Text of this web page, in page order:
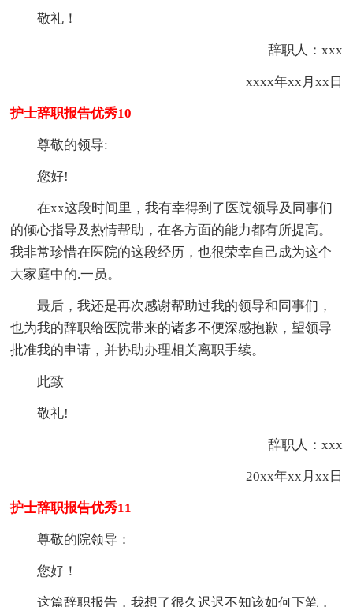
敬礼！
辞职人：xxx
xxxx年xx月xx日
护士辞职报告优秀10
尊敬的领导:
您好!
在xx这段时间里，我有幸得到了医院领导及同事们
的倾心指导及热情帮助，在各方面的能力都有所提高。
我非常珍惜在医院的这段经历，也很荣幸自己成为这个
大家庭中的.一员。
最后，我还是再次感谢帮助过我的领导和同事们，
也为我的辞职给医院带来的诸多不便深感抱歉，望领导
批准我的申请，并协助办理相关离职手续。
此致
敬礼!
辞职人：xxx
20xx年xx月xx日
护士辞职报告优秀11
尊敬的院领导：
您好！
这篇辞职报告，我想了很久迟迟不知该如何下笔，